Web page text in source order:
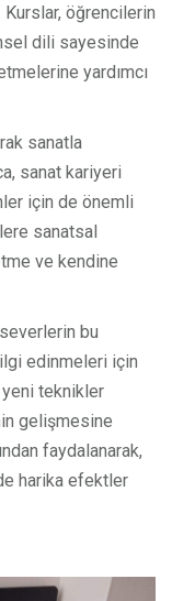
öğrencilerin
dili sayesinde
yardımcı
sanatla
sanat kariyeri
için de önemli
sanatsal
ve kendine
bu
edinmeleri için
yeni teknikler
gelişmesine
faydalanarak,
harika efektler